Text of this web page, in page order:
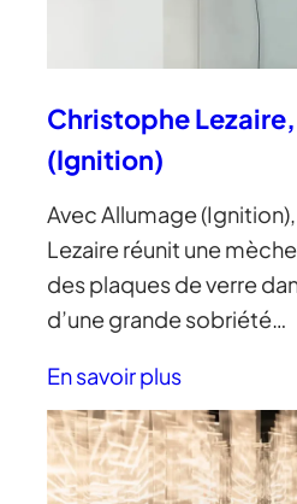
Christophe
(Ignition)
Avec Allumage
Lezaire réunit une
des plaques de verre
d’une grande sobriété…
En savoir plus